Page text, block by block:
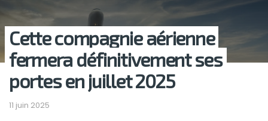
Cette compagnie aérienne
fermera définitivement ses
portes en juillet 2025
11 juin 2025